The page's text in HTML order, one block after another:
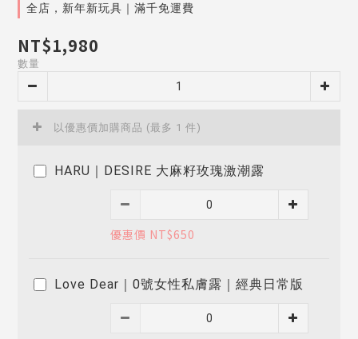
全店，新年新玩具｜滿千免運費
NT$1,980
數量
以優惠價加購商品 (最多 1 件)
HARU｜DESIRE 大麻籽玫瑰激潮露
優惠價 NT$650
Love Dear｜0號女性私膚露｜經典日常版